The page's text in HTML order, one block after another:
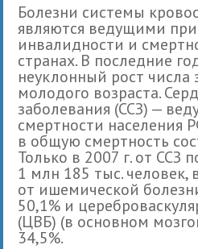
Болезни системы
являются ведущими
инвалидности и
странах. В последние
неуклонный рост числа
молодого возраста.
заболевания (ССЗ) —
смертности населения
в общую смертность
Только в 2007 г. от ССЗ
1 млн 185 тыс. человек,
от ишемической
50,1% и
(ЦВБ) (в основном
34,5%.